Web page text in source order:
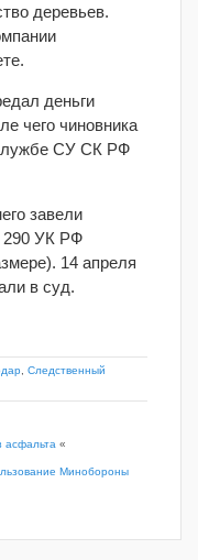
деревьев.
деньги
чего чиновника
СУ СК РФ
завели
290 УК РФ
14 апреля
в суд.
Следственный
асфальта «
Минобороны